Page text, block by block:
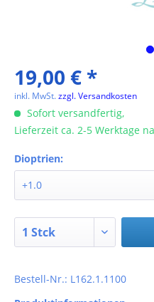
19,00 € *
inkl. MwSt.zzgl. Versandkosten
Sofort versandfertig,
Lieferzeit ca. 2-5 Werktage
Dioptrien:
Bestell-Nr.: L162.1.1100